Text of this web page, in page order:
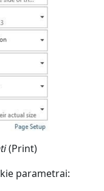
(Print)
parametrai: